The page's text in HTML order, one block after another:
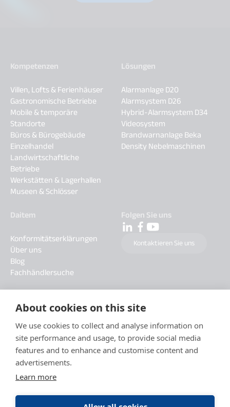
About cookies on this site
We use cookies to collect and analyse information on
site performance and usage, to provide social media
features and to enhance and customise content and
advertisements.
Learn more
Kompetenzen
Villen, Lofts & Ferienhäuser
Gastronomische Betriebe
Mobile & temporäre
Standorte
Büros & Bürogebäude
Einzelhandel
Landwirtschaftliche
Betriebe
Werkstätten & Lagerhallen
Museen & Schlösser
Lösungen
Alarmanlage D20
Alarmsystem D26
Hybrid-Alarmsystem D34
Videosystem
Brandwarnanlage Beka
Density Nebelmaschinen
Daitem
Konformitätserklärungen
Über uns
Blog
Fachhändlersuche
Folgen Sie uns
Kontaktieren Sie uns